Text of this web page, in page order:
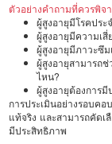
ตัวอย่างคำถามที่ควรพิจ
ผู้สูงอายุมีโรคปร
ผู้สูงอายุมีความเ
ผู้สูงอายุมีภาวะซึ
ผู้สูงอายุสามารถ
ไหน?
ผู้สูงอายุต้องการ
การประเมินอย่างรอบค
แท้จริง และสามารถคัดเ
มีประสิทธิภาพ